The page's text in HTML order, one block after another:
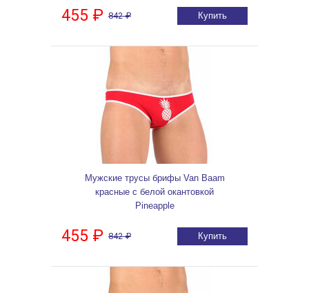
455 ₽ 842 ₽ Купить
Мужские трусы брифы Van Baam
красные с белой окантовкой
Pineapple
455 ₽ 842 ₽ Купить